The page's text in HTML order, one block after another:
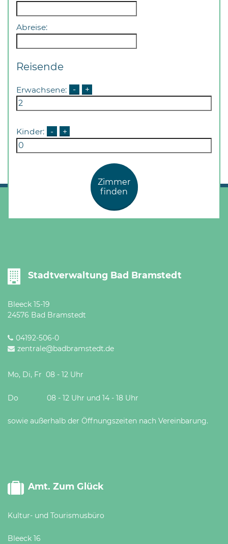
Abreise:
Reisende
Erwachsene: - +
Kinder: - +
Zimmer
finden
Stadtverwaltung Bad Bramstedt
Bleeck 15-19
24576 Bad Bramstedt
04192-506-0
zentrale@badbramstedt.de
Mo, Di, Fr 08 - 12 Uhr
Do 08 - 12 Uhr und 14 - 18 Uhr
sowie außerhalb der Öffnungszeiten nach Vereinbarung.
Amt. Zum Glück
Kultur- und Tourismusbüro
Bleeck 16